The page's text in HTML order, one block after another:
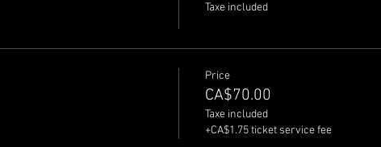
Taxe included
Price
CA$70.00
Taxe included
+CA$1.75 ticket service fee